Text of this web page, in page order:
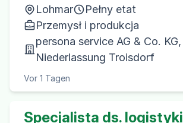
Lohmar
Pełny etat
Przemysł i produkcja
persona service AG & Co. KG,
Niederlassung Troisdorf
Vor 1 Tagen
Specjalista ds. logistyki